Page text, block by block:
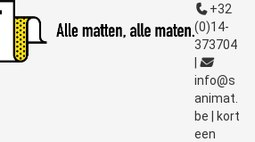
+32
(0)14-
373704
|
info@s
animat.
be
kort
een